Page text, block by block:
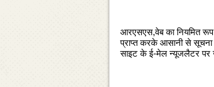
आरएसएस,वेब का नियमित
प्राप्‍त करके आसानी से
साइट के ई-मेल न्‍यूजलैटर पर